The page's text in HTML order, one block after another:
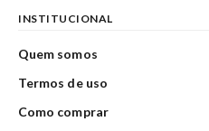
INSTITUCIONAL
Quem somos
Termos de uso
Como comprar